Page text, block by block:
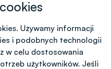
Używamy informacji
i podobnych technologii
w celu dostosowania
użytkowników. Jeśli